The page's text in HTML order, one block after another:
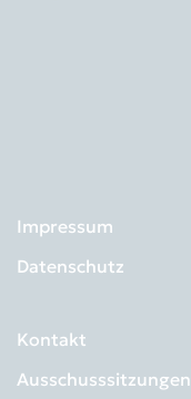
Impressum
Datenschutz
Kontakt
Ausschusssitzungen